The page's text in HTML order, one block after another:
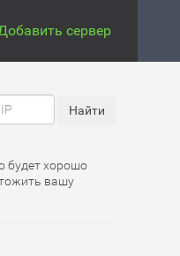
сервер
будет хорошо
вашу